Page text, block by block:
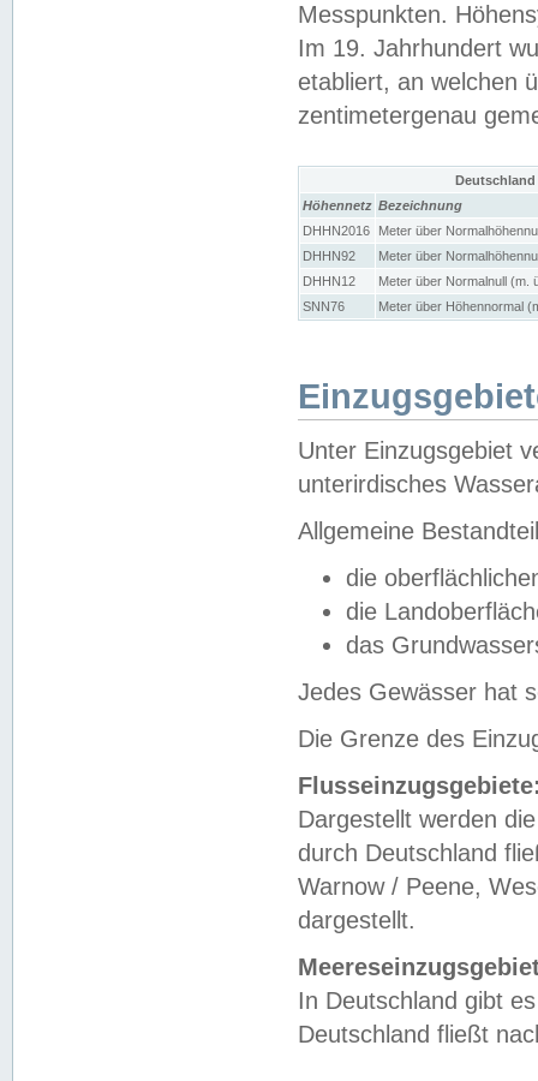
Messpunkten.
Im 19. Jahrhundert
etabliert, an welchen
zentimetergenau
Höhennetz Bezeichnung
DHHN2016
Meter über
DHHN92
Meter über
DHHN12
Meter über Normalnull (m.
SNN76
Meter über Höhennormal
Unter Einzugsgebiet
unterirdisches
Allgemeine
die
die
das
Jedes Gewässer hat
Die Grenze des
Dargestellt werden
durch Deutschland
Warnow / Peene,
dargestellt.
In Deutschland gibt
Deutschland fließt